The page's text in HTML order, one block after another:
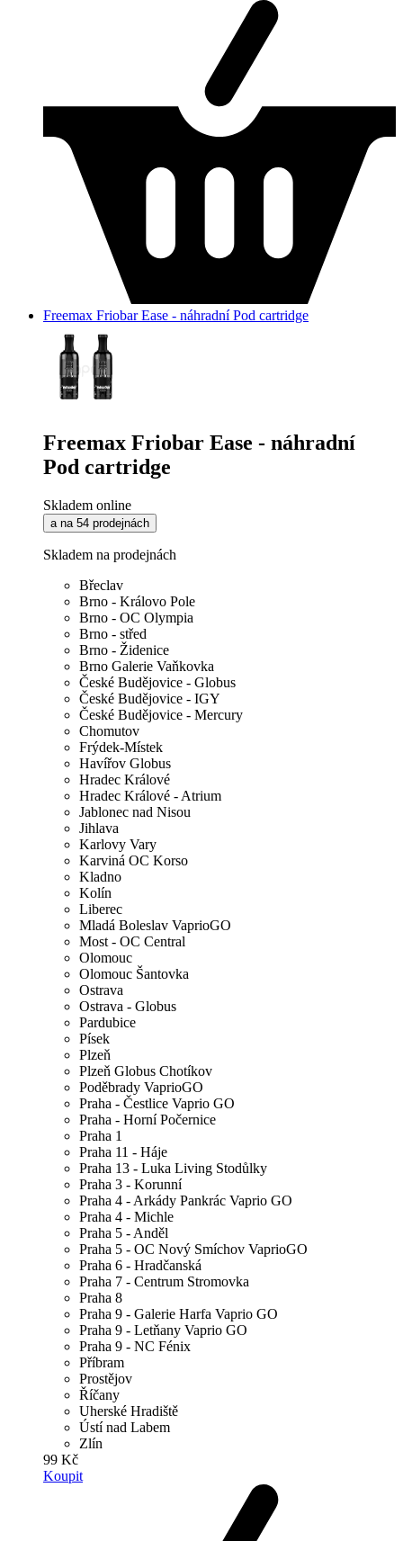
Freemax Friobar Ease - náhradní Pod cartridge
Freemax Friobar Ease - náhradní
Pod cartridge
Skladem online
a na 54 prodejnách
Skladem na prodejnách
Břeclav
Brno - Královo Pole
Brno - OC Olympia
Brno - střed
Brno - Židenice
Brno Galerie Vaňkovka
České Budějovice - Globus
České Budějovice - IGY
České Budějovice - Mercury
Chomutov
Frýdek-Místek
Havířov Globus
Hradec Králové
Hradec Králové - Atrium
Jablonec nad Nisou
Jihlava
Karlovy Vary
Karviná OC Korso
Kladno
Kolín
Liberec
Mladá Boleslav VaprioGO
Most - OC Central
Olomouc
Olomouc Šantovka
Ostrava
Ostrava - Globus
Pardubice
Písek
Plzeň
Plzeň Globus Chotíkov
Poděbrady VaprioGO
Praha - Čestlice Vaprio GO
Praha - Horní Počernice
Praha 1
Praha 11 - Háje
Praha 13 - Luka Living Stodůlky
Praha 3 - Korunní
Praha 4 - Arkády Pankrác Vaprio GO
Praha 4 - Michle
Praha 5 - Anděl
Praha 5 - OC Nový Smíchov VaprioGO
Praha 6 - Hradčanská
Praha 7 - Centrum Stromovka
Praha 8
Praha 9 - Galerie Harfa Vaprio GO
Praha 9 - Letňany Vaprio GO
Praha 9 - NC Fénix
Příbram
Prostějov
Říčany
Uherské Hradiště
Ústí nad Labem
Zlín
99 Kč
Koupit